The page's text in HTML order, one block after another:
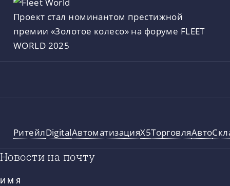
Проект стал номинантом престижной
премии «Золотое колесо» на форуме FLEET
WORLD 2025
РитейлDigitalАвтоматизацияX5ТорговляАвто
Новости на почту
ИМЯ